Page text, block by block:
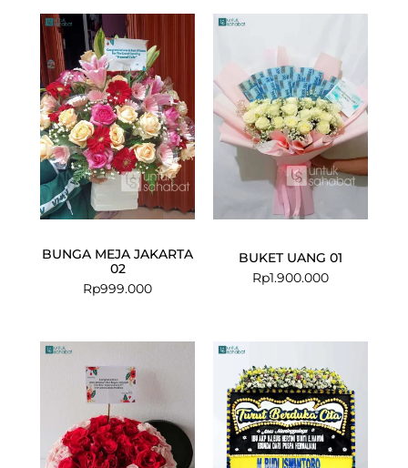
BUNGA MEJA JAKARTA
02
Rp999.000
BUKET UANG 01
Rp1.900.000
price
was:
Rp975.000.
price
is:
Rp949.000.